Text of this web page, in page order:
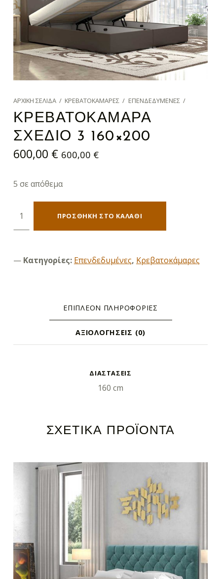
ΑΡΧΙΚΉ ΣΕΛΊΔΑ / ΚΡΕΒΑΤΟΚΆΜΑΡΕΣ / ΕΠΕΝΔΕΔΥΜΈΝΕΣ /
ΚΡΕΒΑΤΟΚΑΜΑΡΑ
ΣΧΕΔΙΟ 3 160×200
600,00 € 600,00 €
5 σε απόθεμα
ΚΡΕΒΑΤΟΚΑΜΑΡΑ ΣΧΕΔΙΟ 3 160x200 ποσότητα
ΠΡΟΣΘΉΚΗ ΣΤΟ ΚΑΛΆΘΙ
Κατηγορίες: Επενδεδυμένες, Κρεβατοκάμαρες
ΕΠΙΠΛΈΟΝ ΠΛΗΡΟΦΟΡΊΕΣ
ΑΞΙΟΛΟΓΉΣΕΙΣ (0)
ΔΙΑΣΤΑΣΕΙΣ
160 cm
ΣΧΕΤΙΚΆ ΠΡΟΪΌΝΤΑ